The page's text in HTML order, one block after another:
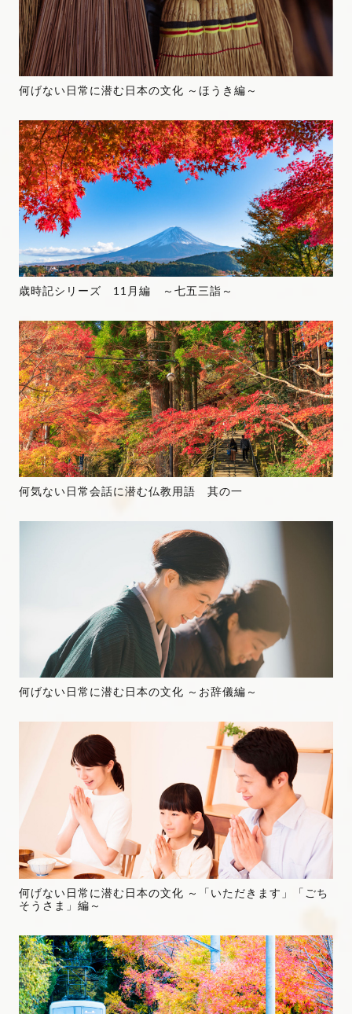
何げない日常に潜む日本の文化 ～ほうき編～
歳時記シリーズ 11月編 ～七五三詣～
何気ない日常会話に潜む仏教用語 其の一
何げない日常に潜む日本の文化 ～お辞儀編～
何げない日常に潜む日本の文化 ～「いただきます」「ごち
そうさま」編～